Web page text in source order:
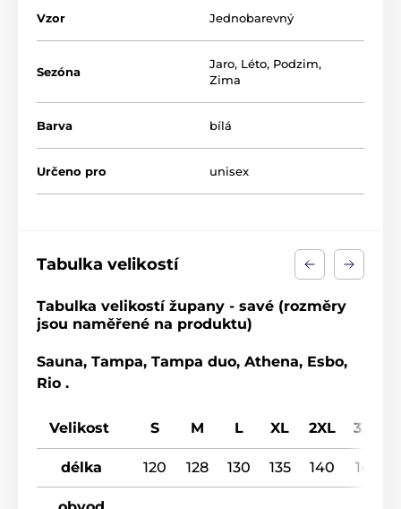
Materiál: froté velur 50% bambusová viskoza, 50%
polyester mikrovlákno
Vzor Jednobarevný
Sezóna
Jaro, Léto, Podzim,
Zima
Barva bílá
Určeno pro unisex
Tabulka velikostí
Tabulka velikostí župany - savé (rozměry
jsou naměřené na produktu)
Sauna, Tampa, Tampa duo, Athena, Esbo,
Rio .
Velikost S M L XL 2XL 3XL
délka 120 128 130 135 140 145